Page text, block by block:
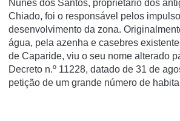
Nunes dos Santos, proprietário dos
Chiado, foi o responsável pelos
desenvolvimento da zona.
água, pela azenha e casebres
de Caparide, viu o seu nome alterado
Decreto n.º 11228, datado de 31 de
petição de um grande número de